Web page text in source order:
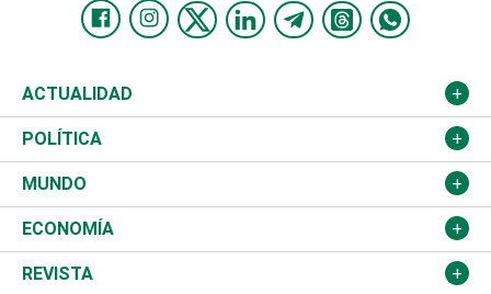
ACTUALIDAD
Nacional
Ciudad
Educación
Salud
POLÍTICA
Partidos
JCE
TSE
MUNDO
Estados Unidos
América Latina
ECONOMÍA
Finanzas
REVISTA